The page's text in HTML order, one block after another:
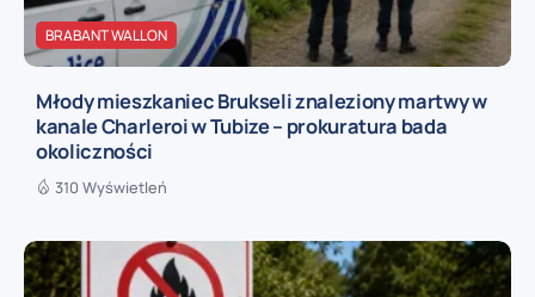
BRABANT WALLON
Młody mieszkaniec Brukseli znaleziony martwy w
kanale Charleroi w Tubize – prokuratura bada
okoliczności
310 Wyświetleń